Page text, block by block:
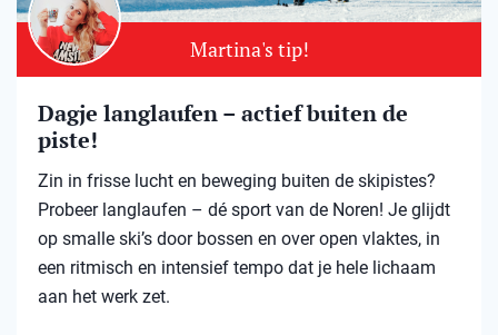
Martina's tip!
Dagje langlaufen – actief buiten de
piste!
Zin in frisse lucht en beweging buiten de skipistes?
Probeer langlaufen – dé sport van de Noren! Je glijdt
op smalle ski’s door bossen en over open vlaktes, in
een ritmisch en intensief tempo dat je hele lichaam
aan het werk zet.